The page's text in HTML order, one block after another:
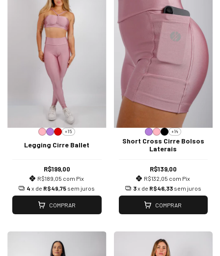
+15
Legging Cirre Ballet
R$199,00
R$189,05 com Pix
4 x de R$49,75 sem juros
COMPRAR
+14
Short Cross Cirre Bolsos
Laterais
R$139,00
R$132,05 com Pix
3x de R$46,33 sem juros
COMPRAR